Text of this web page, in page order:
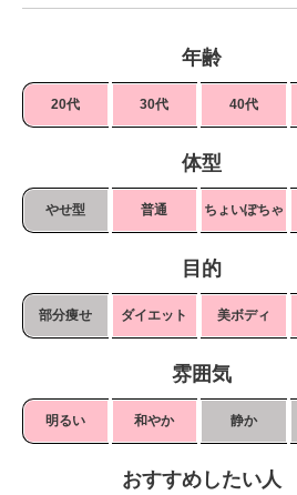
年齢
20代 30代 40代
体型
やせ型 普通 ちょいぽちゃ
目的
部分痩せ ダイエット 美ボディ
雰囲気
明るい 和やか 静か
おすすめしたい人